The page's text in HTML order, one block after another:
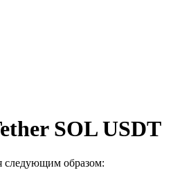
SOL USDT
следующим образом: